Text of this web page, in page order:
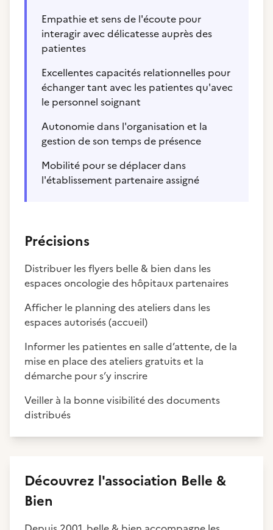
Empathie et sens de l'écoute pour
interagir avec délicatesse auprès des
patientes
Excellentes capacités relationnelles pour
échanger tant avec les patientes qu'avec
le personnel soignant
Autonomie dans l'organisation et la
gestion de son temps de présence
Mobilité pour se déplacer dans
l'établissement partenaire assigné
Précisions
Distribuer les flyers belle & bien dans les
espaces oncologie des hôpitaux partenaires
Afficher le planning des ateliers dans les
espaces autorisés (accueil)
Informer les patientes en salle d’attente, de la
mise en place des ateliers gratuits et la
démarche pour s’y inscrire
Veiller à la bonne visibilité des documents
distribués
Découvrez l'association Belle &
Bien